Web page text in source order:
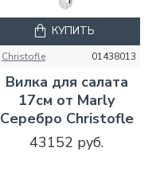
Christofle 01438013
Вилка для салата
17см от Marly
Серебро Christofle
43152 руб.
КУПИТЬ